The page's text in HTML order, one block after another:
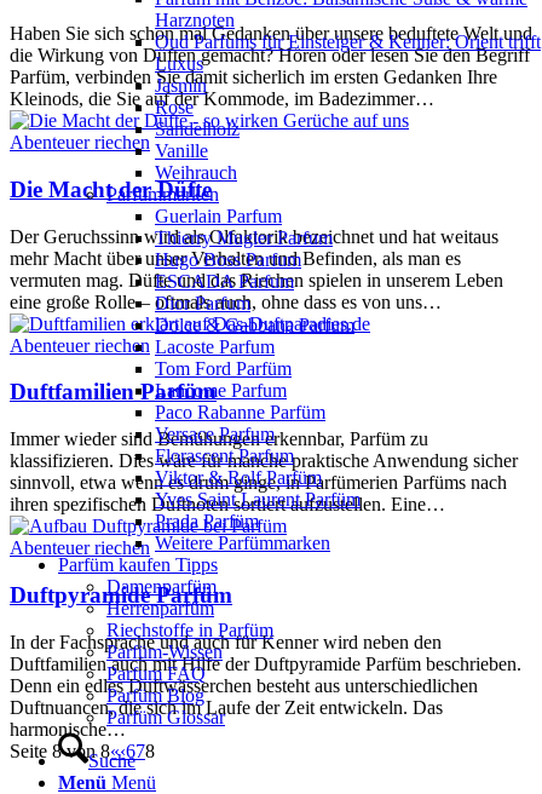
Harznoten
Oud Parfums für Einsteiger & Kenner: Orient trifft
Luxus
Jasmin
Rose
Sandelholz
Vanille
Weihrauch
Parfümmarken
Guerlain Parfum
Thierry Mugler Parfum
Hugo Boss Parfum
ESCADA Parfum
Dior Parfum
Dolce & Gabbana Parfum
Lacoste Parfum
Tom Ford Parfüm
Lancome Parfum
Paco Rabanne Parfüm
Versace Parfum
Florascent Parfum
Viktor & Rolf Parfüm
Yves Saint Laurent Parfüm
Prada Parfüm
Weitere Parfümmarken
Parfüm kaufen Tipps
Damenparfüm
Herrenparfüm
Riechstoffe in Parfüm
Parfüm-Wissen
Parfum FAQ
Parfüm Blog
Parfüm Glossar
Suche
Menü Menü
Haben Sie sich schon mal Gedanken über unsere beduftete Welt und
die Wirkung von Düften gemacht? Hören oder lesen Sie den Begriff
Parfüm, verbinden Sie damit sicherlich im ersten Gedanken Ihre
Kleinods, die Sie auf der Kommode, im Badezimmer…
Abenteuer riechen
Die Macht der Düfte
Der Geruchssinn wird als Olfaktorik bezeichnet und hat weitaus
mehr Macht über unser Verhalten und Befinden, als man es
vermuten mag. Düfte und das Riechen spielen in unserem Leben
eine große Rolle – oftmals auch, ohne dass es von uns…
Abenteuer riechen
Duftfamilien Parfüm
Immer wieder sind Bemühungen erkennbar, Parfüm zu
klassifizieren. Dies wäre für manche praktische Anwendung sicher
sinnvoll, etwa wenn es drum ginge, in Parfümerien Parfüms nach
ihren spezifischen Duftnoten sortiert aufzustellen. Eine…
Abenteuer riechen
Duftpyramide Parfüm
In der Fachsprache und auch für Kenner wird neben den
Duftfamilien auch mit Hilfe der Duftpyramide Parfüm beschrieben.
Denn ein edles Duftwässerchen besteht aus unterschiedlichen
Duftnuancen, die sich im Laufe der Zeit entwickeln. Das
harmonische…
Seite 8 von 8«‹678